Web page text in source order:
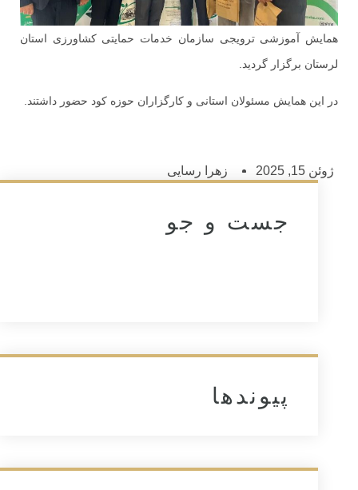
همایش آموزشی ترویجی سازمان خدمات حمایتی کشاورزی استان
لرستان برگزار گردید.
در این همایش مسئولان استانی و کارگزاران حوزه کود حضور داشتند.
ژوئن 15, 2025 زهرا رسایی
جست و جو
پیوندها